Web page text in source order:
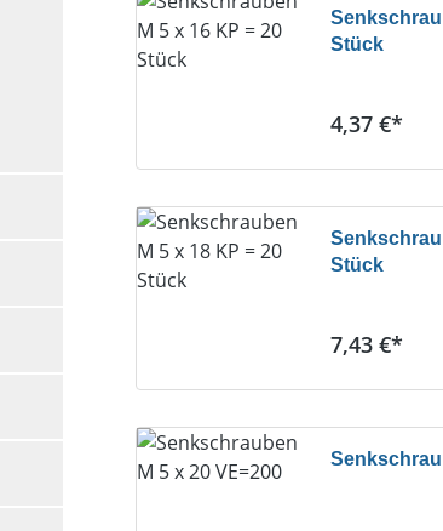
Stück
Regulärer
4,37 €*
Stück
Regulärer
7,43 €*